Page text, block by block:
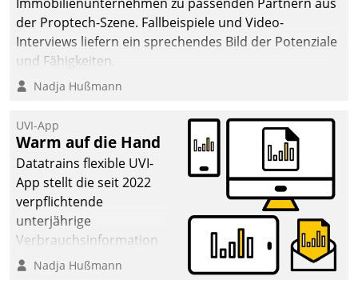
der Proptech-Szene. Fallbeispiele und Video-
Interviews liefern ein sprechendes Bild der Potenziale
und Fähigkeiten.
Nadja Hußmann
UVI-App
Warm auf die Hand
Datatrains flexible UVI-
App stellt die seit 2022
verpflichtende
unterjährige
Verbrauchsinformation
schnell, zuverlässig und
Nadja Hußmann